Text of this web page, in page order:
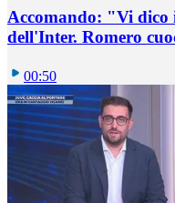
Accomando: "Vi dico
dell'Inter. Romero
00:50